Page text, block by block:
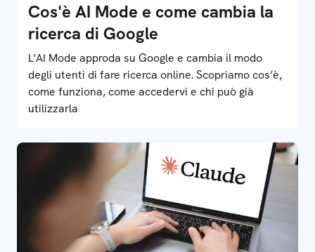
Cos'è AI Mode e come cambia la
ricerca di Google
L’AI Mode approda su Google e cambia il modo
degli utenti di fare ricerca online. Scopriamo cos’è,
come funziona, come accedervi e chi può già
utilizzarla